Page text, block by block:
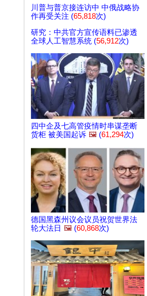
川普与普京接连访中 中俄战略协
作再受关注 (65,818次)
研究：中共官方宣传语料已渗透
全球人工智慧系统 (56,912次)
四中企及七高管疫情时串谋垄断
货柜 被美国起诉 🖼️ (61,294次)
德国黑森州议会议员祝贺世界法
轮大法日 🖼️ (60,868次)